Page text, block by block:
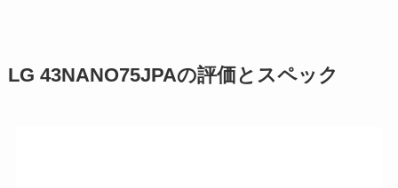
LG 43NANO75JPAの評価とスペック